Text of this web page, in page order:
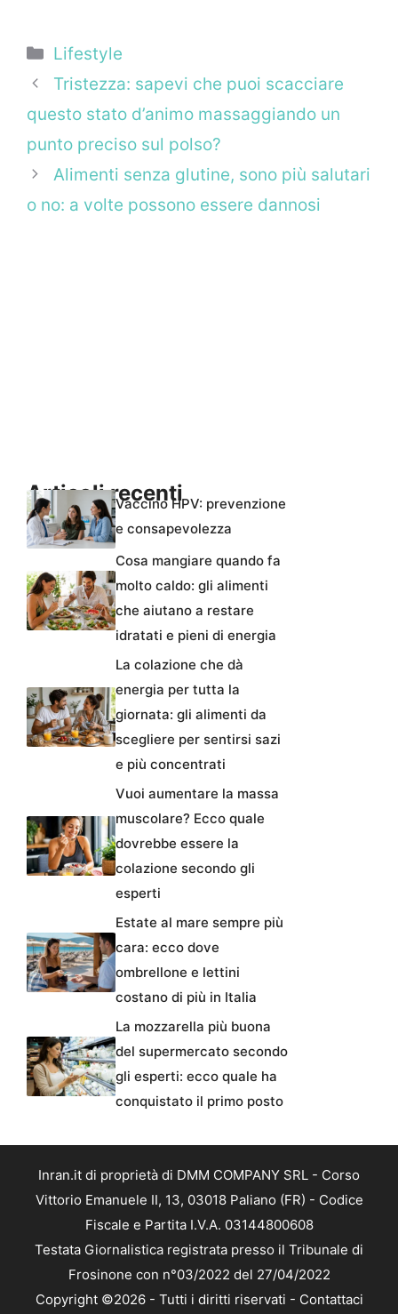
Categorie
Lifestyle
Tristezza: sapevi che puoi scacciare
questo stato d’animo massaggiando un
punto preciso sul polso?
Alimenti senza glutine, sono più salutari
o no: a volte possono essere dannosi
Articoli recentiVaccino HPV: prevenzione
e consapevolezza
Cosa mangiare quando fa
molto caldo: gli alimenti
che aiutano a restare
idratati e pieni di energia
La colazione che dà
energia per tutta la
giornata: gli alimenti da
scegliere per sentirsi sazi
e più concentrati
Vuoi aumentare la massa
muscolare? Ecco quale
dovrebbe essere la
colazione secondo gli
esperti
Estate al mare sempre più
cara: ecco dove
ombrellone e lettini
costano di più in Italia
La mozzarella più buona
del supermercato secondo
gli esperti: ecco quale ha
conquistato il primo posto
Inran.it di proprietà di DMM COMPANY SRL - Corso
Vittorio Emanuele II, 13, 03018 Paliano (FR) - Codice
Fiscale e Partita I.V.A. 03144800608
Testata Giornalistica registrata presso il Tribunale di
Frosinone con n°03/2022 del 27/04/2022
Copyright ©2026 - Tutti i diritti riservati - Contattaci